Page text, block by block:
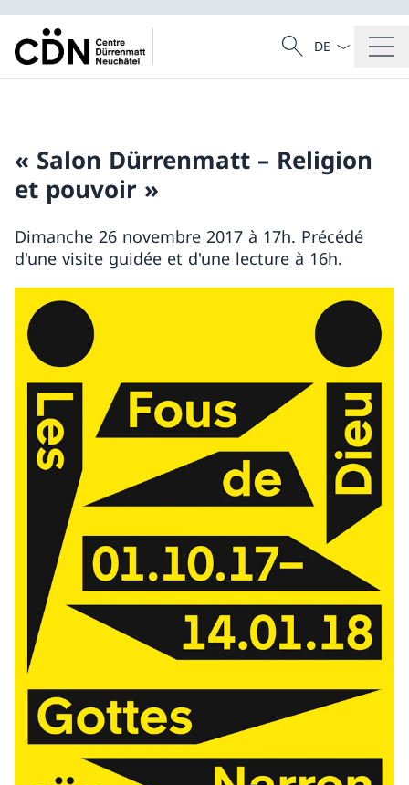
Recherche
Recherche
La langue
« Salon Dürrenmatt – Religion
et pouvoir »
Dimanche 26 novembre 2017 à 17h. Précédé
d'une visite guidée et d'une lecture à 16h.